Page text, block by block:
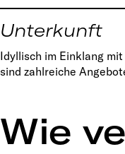
Unterkunft
Idyllisch im Einklang
sind zahlreiche
Wie